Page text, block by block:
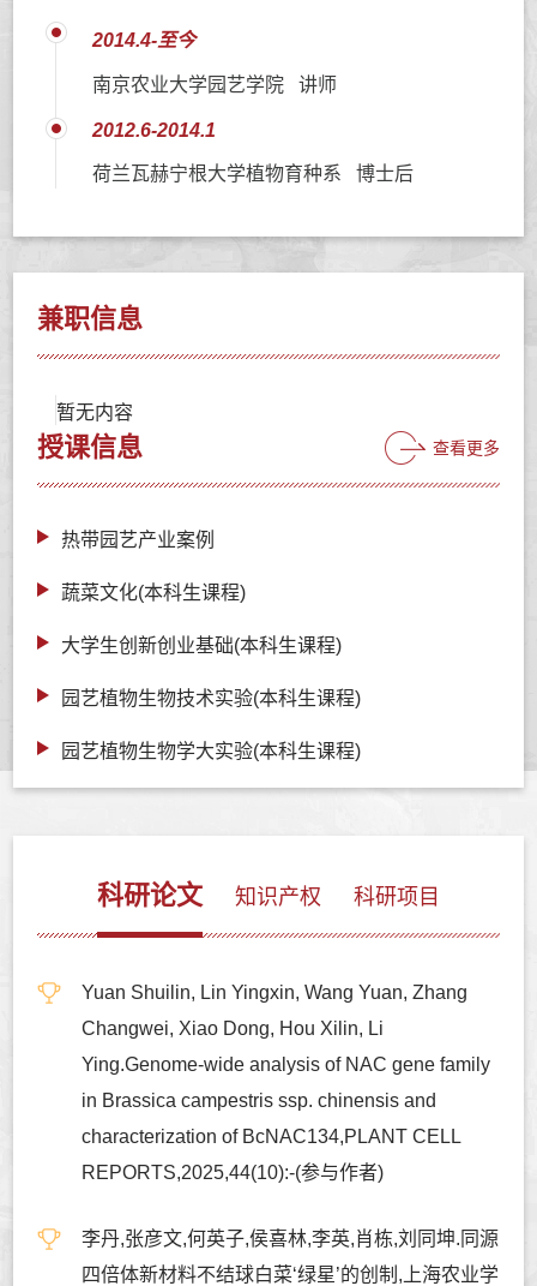
2014.4-至今
南京农业大学园艺学院 讲师
2012.6-2014.1
荷兰瓦赫宁根大学植物育种系 博士后
兼职信息
暂无内容
授课信息 查看更多
热带园艺产业案例
蔬菜文化(本科生课程)
大学生创新创业基础(本科生课程)
园艺植物生物技术实验(本科生课程)
园艺植物生物学大实验(本科生课程)
科研论文 知识产权 科研项目
Yuan Shuilin, Lin Yingxin, Wang Yuan, Zhang
Changwei, Xiao Dong, Hou Xilin, Li
Ying.Genome-wide analysis of NAC gene family
in Brassica campestris ssp. chinensis and
characterization of BcNAC134,PLANT CELL
REPORTS,2025,44(10):-(参与作者)
李丹,张彦文,何英子,侯喜林,李英,肖栋,刘同坤.同源
四倍体新材料不结球白菜‘绿星’的创制,上海农业学